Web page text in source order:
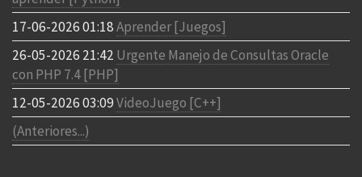
17-06-2026 01:18Aprender [Juegos]
26-05-2026 21:42 Urgente Manejo de Consultas Oracle
con PHP 7.4 [PHP]
12-05-2026 03:09VideoJuego [C++]
(Anteriores...)